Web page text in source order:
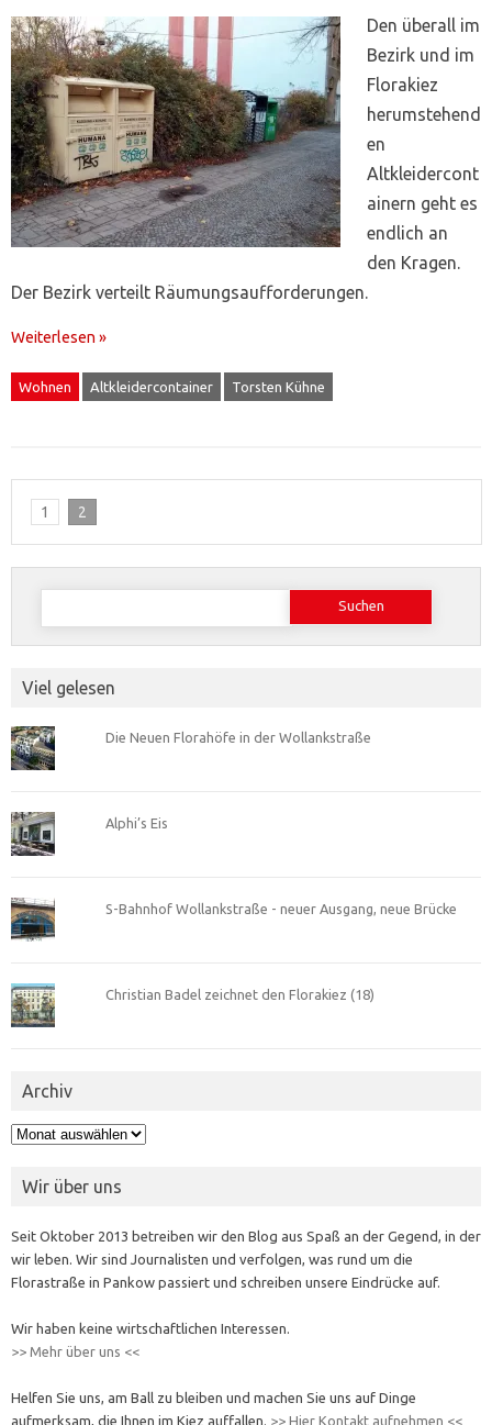
Den überall im
Bezirk und im
Florakiez
herumstehend
en
Altkleidercont
ainern geht es
endlich an
den Kragen.
Der Bezirk verteilt Räumungsaufforderungen.
Weiterlesen »
Wohnen Altkleidercontainer Torsten Kühne
1 2
Suchen
Viel gelesen
Die Neuen Florahöfe in der Wollankstraße
Alphi’s Eis
S-Bahnhof Wollankstraße - neuer Ausgang, neue Brücke
Christian Badel zeichnet den Florakiez (18)
Archiv
Archiv
Wir über uns
Seit Oktober 2013 betreiben wir den Blog aus Spaß an der Gegend, in der
wir leben. Wir sind Journalisten und verfolgen, was rund um die
Florastraße in Pankow passiert und schreiben unsere Eindrücke auf.
Wir haben keine wirtschaftlichen Interessen.
>> Mehr über uns <<
Helfen Sie uns, am Ball zu bleiben und machen Sie uns auf Dinge
aufmerksam, die Ihnen im Kiez auffallen. >> Hier Kontakt aufnehmen <<